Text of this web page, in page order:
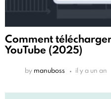
Comment
YouTube (2025)
by manuboss il y a un an